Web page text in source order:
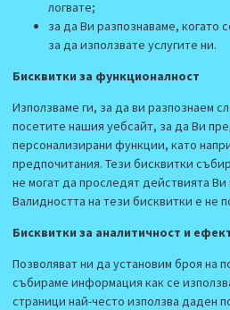
логвате;
за да Ви разпознаваме, когато
за да използвате услугите ни.
Бисквитки за функционалност
Използваме ги, за да ви разпознаем
посетите нашия уебсайт, за да Ви
персонализирани функции, като
предпочитания. Тези бисквитки
не могат да проследят действията Ви
Валидността на тези бисквитки е не
Бисквитки за аналитичност и
Позволяват ни да установим броя на
събираме информация как се
страници най-често използва даден